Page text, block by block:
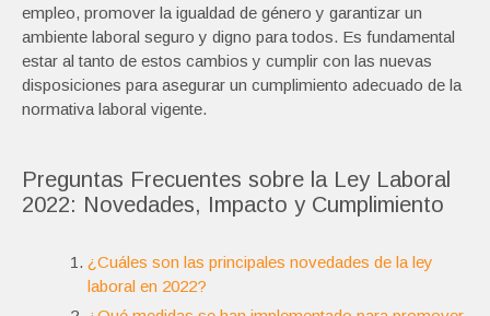
empleo, promover la igualdad de género y garantizar un
ambiente laboral seguro y digno para todos. Es fundamental
estar al tanto de estos cambios y cumplir con las nuevas
disposiciones para asegurar un cumplimiento adecuado de la
normativa laboral vigente.
Preguntas Frecuentes sobre la Ley Laboral
2022: Novedades, Impacto y Cumplimiento
¿Cuáles son las principales novedades de la ley
laboral en 2022?